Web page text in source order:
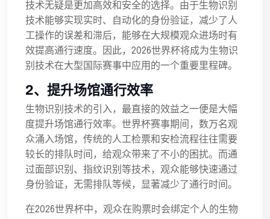
技术无疑是更加高效和安全的选择。由于生物识别
技术能够实现实时、自动化的身份验证，减少了人
工操作的误差和滞后，能够在大规模观众进场时有
效提高通行速度。因此，2026世界杯将成为生物识
别技术在大型国际赛事中应用的一个重要里程碑。
2、提升场馆通行效率
生物识别技术的引入，最直接的效益之一便是大幅
度提升场馆通行效率。世界杯赛事期间，数万名观
众涌入场馆，传统的人工检票和安检流程往往需要
较长的排队时间，给观众带来了不小的困扰。而通
过面部识别、指纹识别等技术，观众能够快速通过
身份验证，无需排队等候，显著减少了通行时间。
在2026世界杯中，观众在购票时会绑定个人的生物